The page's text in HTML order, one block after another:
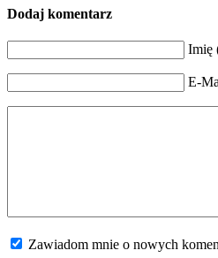
Dodaj komentarz
Imię
E-
Zawiadom mnie o nowych